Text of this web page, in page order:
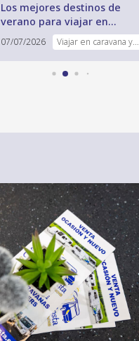
4 consejos para viajar en
autocaravana en verano sin
problemas
19/06/2026
Caravanas, Campers y